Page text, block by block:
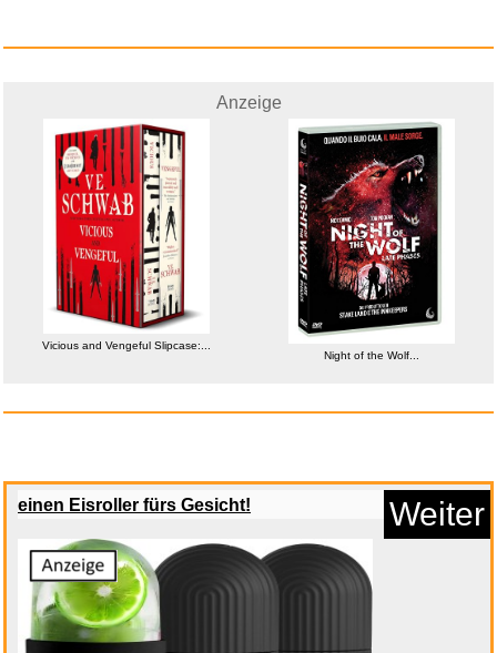
Anzeige
Anzeige
Vicious and Vengeful Slipcase:...
Night of the Wolf...
einen Eisroller fürs Gesicht! Weiter